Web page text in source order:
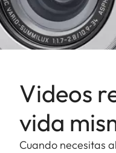
Videos
vida
Cuando necesitas